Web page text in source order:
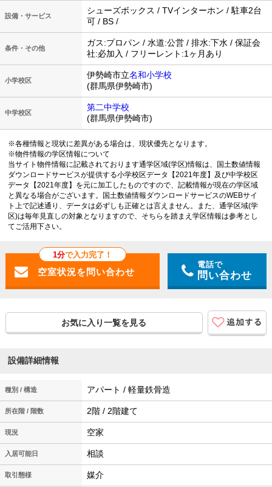
設備・サービス
シューズボックス / TVインターホン / 駐車2台
可 / BS /
条件・その他
ガス:プロパン / 水道:公営 / 排水:下水 / 保証会
社:必加入 / フリーレント:1ヶ月あり
小学校区
伊勢崎市立名和小学校
(群馬県伊勢崎市)
中学校区
第二中学校
(群馬県伊勢崎市)
※各種情報と現状に差異がある場合は、現状優先となります。
※物件情報の学区情報について
当サイト物件情報に記載されております通学区域(学区)情報は、国土数値情報
ダウンロードサービスが提供する小学校区データ【2021年度】及び中学校区
データ【2021年度】を元に加工したものですので、記載情報が現在の学区域
と異なる場合がございます。国土数値情報ダウンロードサービスのWEBサイ
ト上で記述通り、データは必ずしも正確とは言えません。また、通学区域(学
区)は毎年見直しの対象となりますので、そちらを踏まえ学区情報は参考とし
てご活用下さい。
1分で入力完了！
電話で
問い合わせ
お気に入り一覧を見る
設備詳細情報
種別 / 構造 アパート / 軽量鉄骨造
所在階 / 階数 2階 / 2階建て
現況 空家
入居可能日 相談
取引態様 媒介